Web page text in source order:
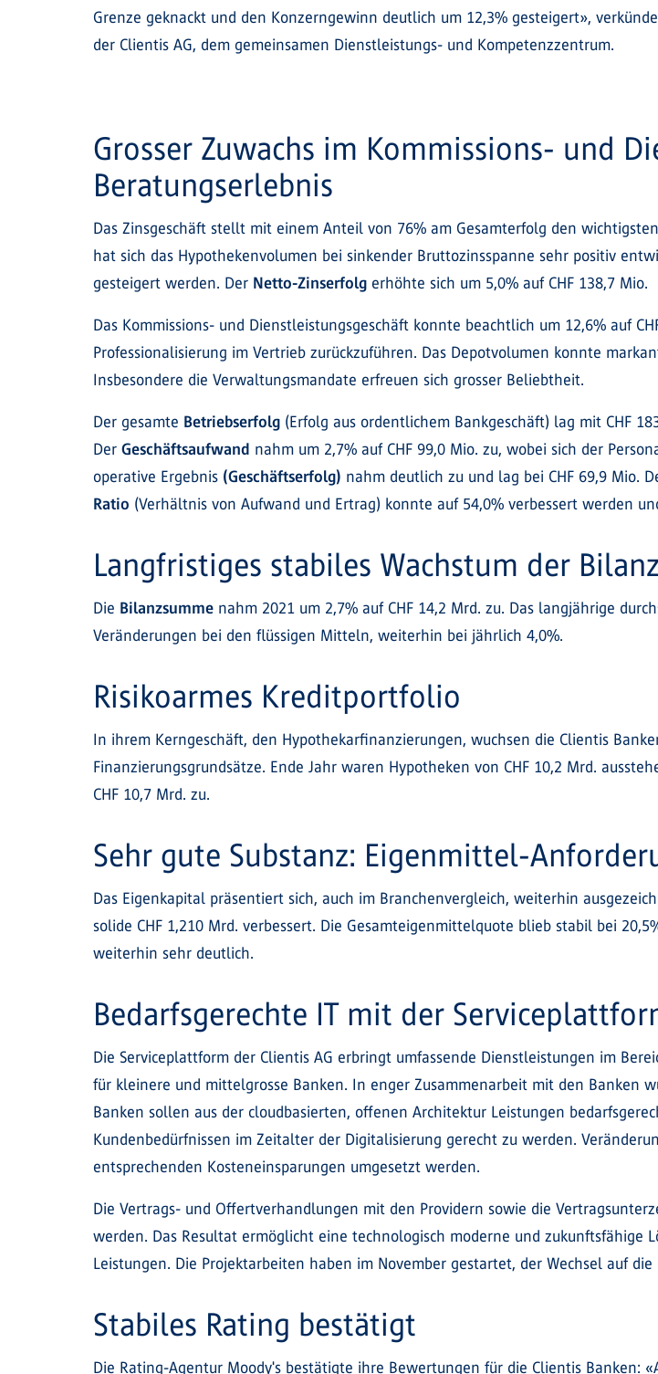
Grenze geknackt und den Konzerngewinn deutlich um 12,3% gesteigert»,
der Clientis AG, dem gemeinsamen Dienstleistungs- und Kompetenzzentrum.
Grosser Zuwachs im Kommissions- und
Beratungserlebnis
Das Zinsgeschäft stellt mit einem Anteil von 76% am Gesamterfolg den
hat sich das Hypothekenvolumen bei sinkender Bruttozinsspanne sehr positiv
gesteigert werden. Der Netto-Zinserfolg erhöhte sich um 5,0% auf CHF 138,7 Mio.
Das Kommissions- und Dienstleistungsgeschäft konnte beachtlich um 12,6% auf
Professionalisierung im Vertrieb zurückzuführen. Das Depotvolumen konnte
Insbesondere die Verwaltungsmandate erfreuen sich grosser Beliebtheit.
Der gesamte Betriebserfolg (Erfolg aus ordentlichem Bankgeschäft) lag mit CHF
Der Geschäftsaufwand nahm um 2,7% auf CHF 99,0 Mio. zu, wobei sich der
operative Ergebnis (Geschäftserfolg) nahm deutlich zu und lag bei CHF 69,9 Mio.
Ratio (Verhältnis von Aufwand und Ertrag) konnte auf 54,0% verbessert werden
Langfristiges stabiles Wachstum der
Die Bilanzsumme nahm 2021 um 2,7% auf CHF 14,2 Mrd. zu. Das langjährige
Veränderungen bei den flüssigen Mitteln, weiterhin bei jährlich 4,0%.
Risikoarmes Kreditportfolio
In ihrem Kerngeschäft, den Hypothekarfinanzierungen, wuchsen die Clientis
Finanzierungsgrundsätze. Ende Jahr waren Hypotheken von CHF 10,2 Mrd.
CHF 10,7 Mrd. zu.
Sehr gute Substanz: Eigenmittel-
Das Eigenkapital präsentiert sich, auch im Branchenvergleich, weiterhin
solide CHF 1,210 Mrd. verbessert. Die Gesamteigenmittelquote blieb stabil bei
weiterhin sehr deutlich.
Bedarfsgerechte IT mit der
Die Serviceplattform der Clientis AG erbringt umfassende Dienstleistungen im
für kleinere und mittelgrosse Banken. In enger Zusammenarbeit mit den Banken
Banken sollen aus der cloudbasierten, offenen Architektur Leistungen
Kundenbedürfnissen im Zeitalter der Digitalisierung gerecht zu werden.
entsprechenden Kosteneinsparungen umgesetzt werden.
Die Vertrags- und Offertverhandlungen mit den Providern sowie die
werden. Das Resultat ermöglicht eine technologisch moderne und zukunftsfähige
Leistungen. Die Projektarbeiten haben im November gestartet, der Wechsel auf
Stabiles Rating bestätigt
Die Rating-Agentur Moody's bestätigte ihre Bewertungen für die Clientis Banken: